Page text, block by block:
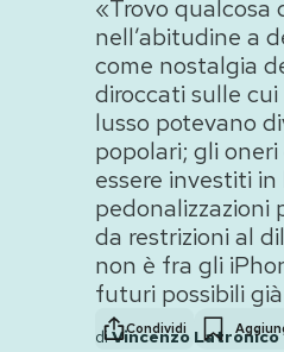
Tecnologia
Internet
Scienza
Cultura
Economia
Sport
PODCAST
«Trovo qualcosa
nell’abitudine a
come nostalgia
diroccati sulle
lusso potevano
popolari; gli
essere investiti
pedonalizzazioni
da restrizioni al
non è fra gli
futuri possibili
diVincenzo Latronico
Condividi